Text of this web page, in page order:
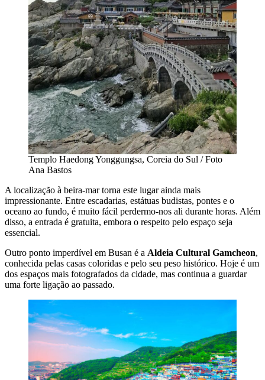
Templo Haedong Yonggungsa, Coreia do Sul / Foto
Ana Bastos
A localização à beira-mar torna este lugar ainda mais
impressionante. Entre escadarias, estátuas budistas, pontes e o
oceano ao fundo, é muito fácil perdermo-nos ali durante horas. Além
disso, a entrada é gratuita, embora o respeito pelo espaço seja
essencial.
Outro ponto imperdível em Busan é a Aldeia Cultural Gamcheon,
conhecida pelas casas coloridas e pelo seu peso histórico. Hoje é um
dos espaços mais fotografados da cidade, mas continua a guardar
uma forte ligação ao passado.